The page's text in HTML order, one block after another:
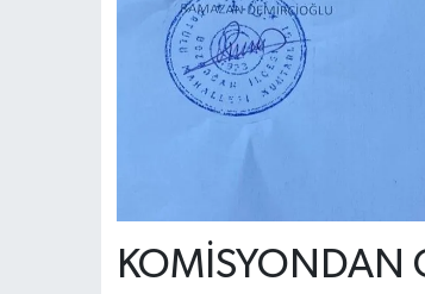
KOMİSYONDAN